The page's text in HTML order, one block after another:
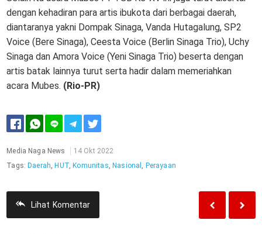
dengan kehadiran para artis ibukota dari berbagai daerah,
diantaranya yakni Dompak Sinaga, Vanda Hutagalung, SP2
Voice (Bere Sinaga), Ceesta Voice (Berlin Sinaga Trio), Uchy
Sinaga dan Amora Voice (Yeni Sinaga Trio) beserta dengan
artis batak lainnya turut serta hadir dalam memeriahkan
acara Mubes. (Rio-PR)
Media Naga News
14 Okt 2022
Tags:Daerah,HUT,Komunitas,Nasional , Perayaan
Lihat Komentar